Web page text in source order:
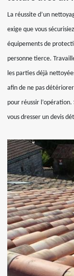
La réussite d’un
exige que vous
équipements de
personne tierce.
les parties déjà
afin de ne pas
pour réussir
vous dresser un devis